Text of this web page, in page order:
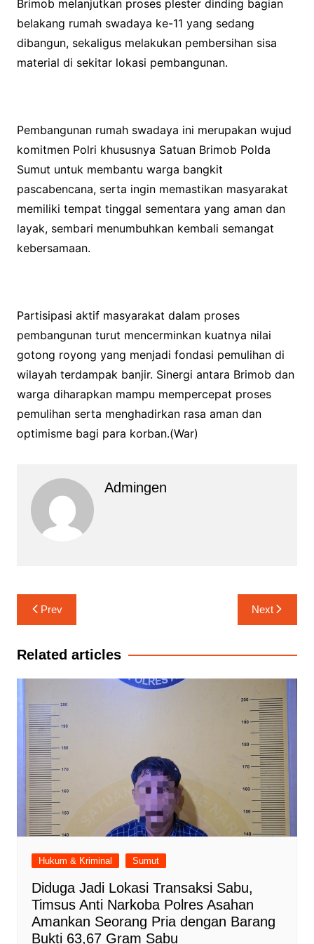
Brimob melanjutkan proses plester dinding bagian
belakang rumah swadaya ke-11 yang sedang
dibangun, sekaligus melakukan pembersihan sisa
material di sekitar lokasi pembangunan.
Pembangunan rumah swadaya ini merupakan wujud
komitmen Polri khususnya Satuan Brimob Polda
Sumut untuk membantu warga bangkit
pascabencana, serta ingin memastikan masyarakat
memiliki tempat tinggal sementara yang aman dan
layak, sembari menumbuhkan kembali semangat
kebersamaan.
Partisipasi aktif masyarakat dalam proses
pembangunan turut mencerminkan kuatnya nilai
gotong royong yang menjadi fondasi pemulihan di
wilayah terdampak banjir. Sinergi antara Brimob dan
warga diharapkan mampu mempercepat proses
pemulihan serta menghadirkan rasa aman dan
optimisme bagi para korban.(War)
Admingen
Navigasi
pos
Prev Next
Related articles
Hukum & Kriminal Sumut
Diduga Jadi Lokasi Transaksi Sabu,
Timsus Anti Narkoba Polres Asahan
Amankan Seorang Pria dengan Barang
Bukti 63,67 Gram Sabu